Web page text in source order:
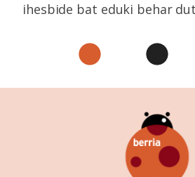
ihesbide bat eduki behar